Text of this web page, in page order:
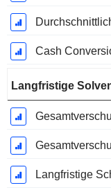
Langfristige
Langfristige